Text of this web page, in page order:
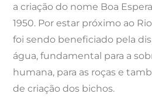
a criação do nome Boa
1950. Por estar próximo ao
foi sendo beneficiado pela
água, fundamental para a
humana, para as roças e
de criação dos bichos.